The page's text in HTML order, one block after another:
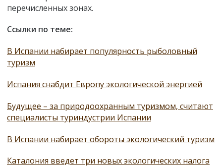
перечисленных зонах.
Ссылки по теме:
В Испании набирает популярность рыболовный
туризм
Испания снабдит Европу экологической энергией
Будущее – за природоохранным туризмом, считают
специалисты туриндустрии Испании
В Испании набирает обороты экологический туризм
Каталония введет три новых экологических налога